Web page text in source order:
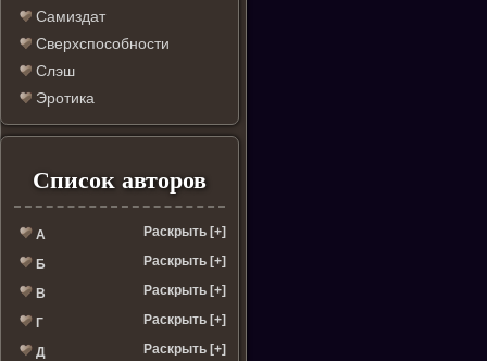
Самиздат
Сверхспособности
Слэш
Эротика
Список авторов
А Раскрыть [+]
Б Раскрыть [+]
В Раскрыть [+]
Г Раскрыть [+]
Д Раскрыть [+]